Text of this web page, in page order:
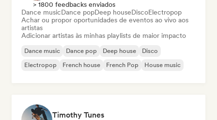
> 1800 feedbacks enviados
Dance musicDance popDeep houseDiscoElectropop
Achar ou propor oportunidades de eventos ao vivo aos
artistas
Adicionar artistas às minhas playlists de maior impacto
Dance music Dance pop Deep house
Disco
Electropop
French house French Pop House music
Timothy Tunes